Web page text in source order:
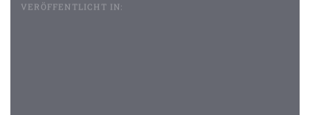
VERÖFFENTLICHT IN: